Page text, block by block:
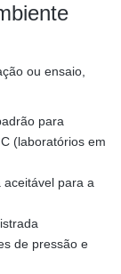
ou ensaio,
para
(laboratórios em
aceitável para a
de pressão e